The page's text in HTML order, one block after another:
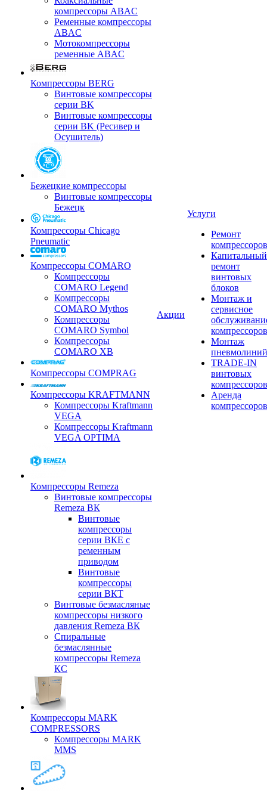
компрессоры ABAC
Ременные компрессоры
ABAC
Мотокомпрессоры
ременные ABAC
Компрессоры BERG
Винтовые компрессоры
серии BK
Винтовые компрессоры
серии BK (Ресивер и
Осушитель)
Бежецкие компрессоры
Винтовые компрессоры
Бежецк
Компрессоры Chicago
Pneumatic
Компрессоры COMARO
Компрессоры
COMARO Legend
Компрессоры
COMARO Mythos
Компрессоры
COMARO Symbol
Компрессоры
COMARO XB
Компрессоры COMPRAG
Компрессоры KRAFTMANN
Компрессоры Kraftmann
VEGA
Компрессоры Kraftmann
VEGA OPTIMA
Компрессоры Remeza
Винтовые компрессоры
Remeza ВК
Винтовые
компрессоры
серии ВКЕ с
ременным
приводом
Винтовые
компрессоры
серии ВКТ
Винтовые безмасляные
компрессоры низкого
давления Remeza ВК
Спиральные
безмаслянные
компрессоры Remeza
КС
Компрессоры MARK
COMPRESSORS
Компрессоры MARK
MMS
Акции
Услуги
Ремонт
компрессоров
Капитальный
ремонт
винтовых
блоков
Монтаж и
сервисное
компрессоров
Монтаж
пневмолиний
TRADE-IN
винтовых
компрессоров
Аренда
компрессоров